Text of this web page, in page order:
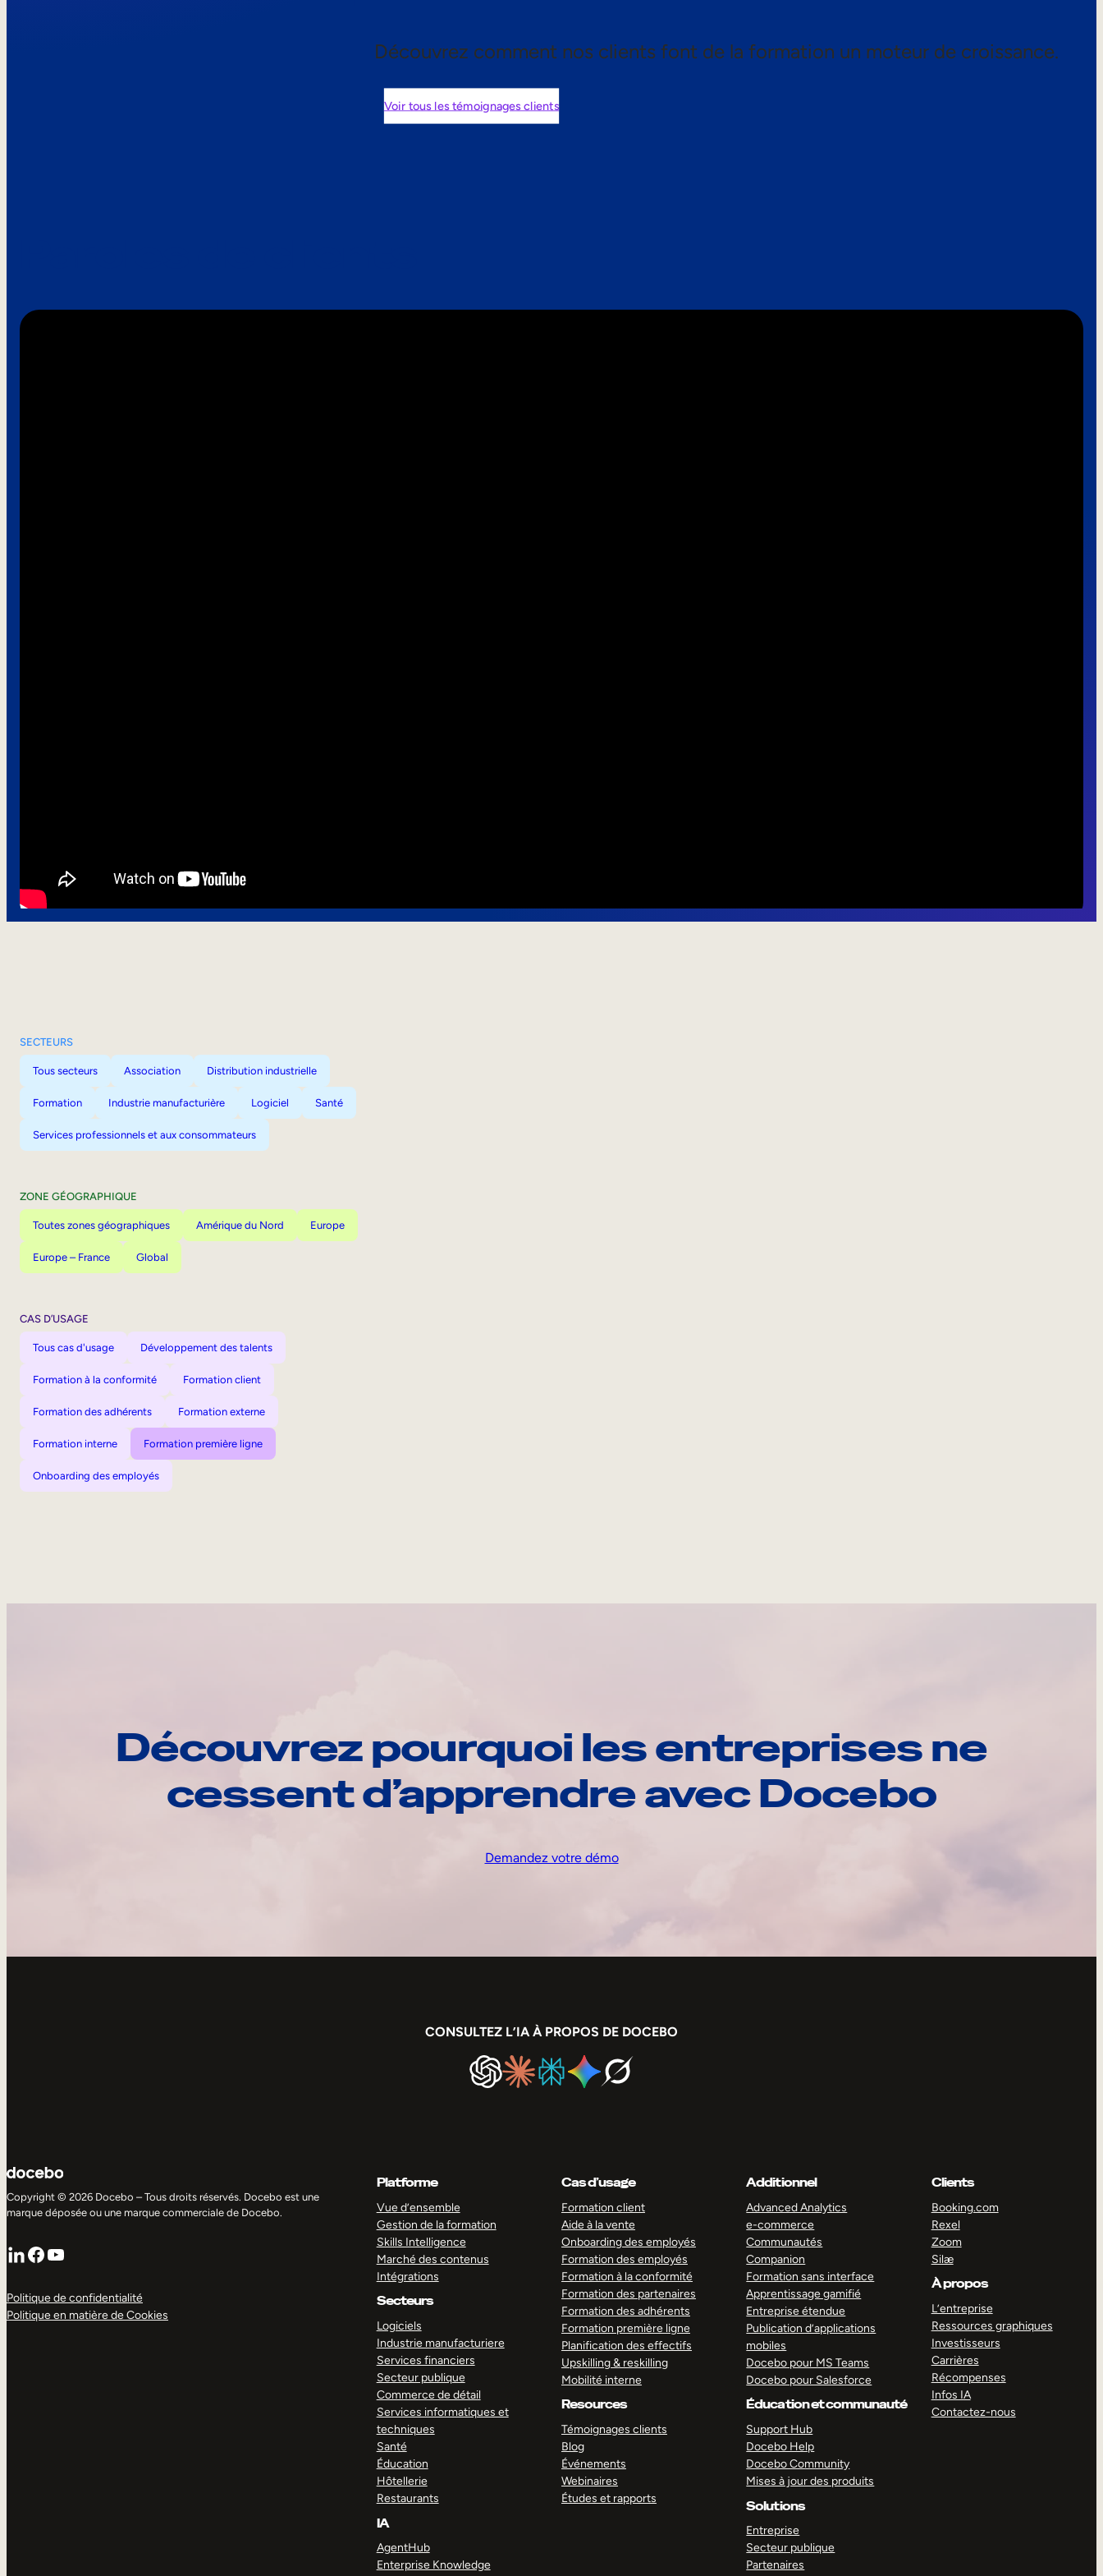
Découvrez comment nos clients font de la formation un moteur de croissance.
Voir tous les témoignages clients
SECTEURS
Tous secteurs Association Distribution industrielle
Formation Industrie manufacturière Logiciel Santé
Services professionnels et aux consommateurs
ZONE GÉOGRAPHIQUE
Toutes zones géographiques Amérique du Nord Europe
Europe – France Global
CAS D’USAGE
Tous cas d'usage Développement des talents
Formation à la conformité Formation client
Formation des adhérents Formation externe
Formation interne Formation première ligne
Onboarding des employés
Découvrez pourquoi les entreprises ne
cessent d’apprendre avec Docebo
Demandez votre démo
CONSULTEZ L’IA À PROPOS DE DOCEBO
Copyright © 2026 Docebo – Tous droits réservés. Docebo est une
marque déposée ou une marque commerciale de Docebo.
LinkedIn
Facebook
YouTube
Politique de confidentialité
Politique en matière de Cookies
Platforme
Vue d’ensemble
Gestion de la formation
Skills Intelligence
Marché des contenus
Intégrations
Secteurs
Logiciels
Industrie manufacturiere
Services financiers
Secteur publique
Commerce de détail
Services informatiques et
techniques
Santé
Éducation
Hôtellerie
Restaurants
IA
AgentHub
Enterprise Knowledge
Cas d’usage
Formation client
Aide à la vente
Onboarding des employés
Formation des employés
Formation à la conformité
Formation des partenaires
Formation des adhérents
Formation première ligne
Planification des effectifs
Upskilling & reskilling
Mobilité interne
Resources
Témoignages clients
Blog
Événements
Webinaires
Études et rapports
Additionnel
Advanced Analytics
e-commerce
Communautés
Companion
Formation sans interface
Apprentissage gamifié
Entreprise étendue
Publication d’applications
mobiles
Docebo pour MS Teams
Docebo pour Salesforce
Éducation et communauté
Support Hub
Docebo Help
Docebo Community
Mises à jour des produits
Solutions
Entreprise
Secteur publique
Partenaires
Clients
Booking.com
Rexel
Zoom
Silæ
À propos
L’entreprise
Ressources graphiques
Investisseurs
Carrières
Récompenses
Infos IA
Contactez-nous